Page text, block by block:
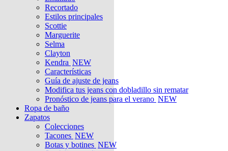
Recortado
Estilos principales
Scottie
Marguerite
Selma
Clayton
Kendra NEW
Características
Guía de ajuste de jeans
Modifica tus jeans con dobladillo sin rematar
Pronóstico de jeans para el verano NEW
Ropa de baño
Zapatos
Colecciones
Tacones NEW
Botas y botines NEW